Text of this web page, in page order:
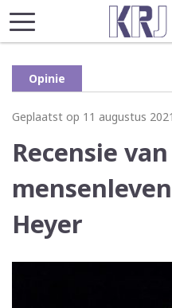
Opinie
Geplaatst op 11 augustus 2021
Recensie van
Heyer